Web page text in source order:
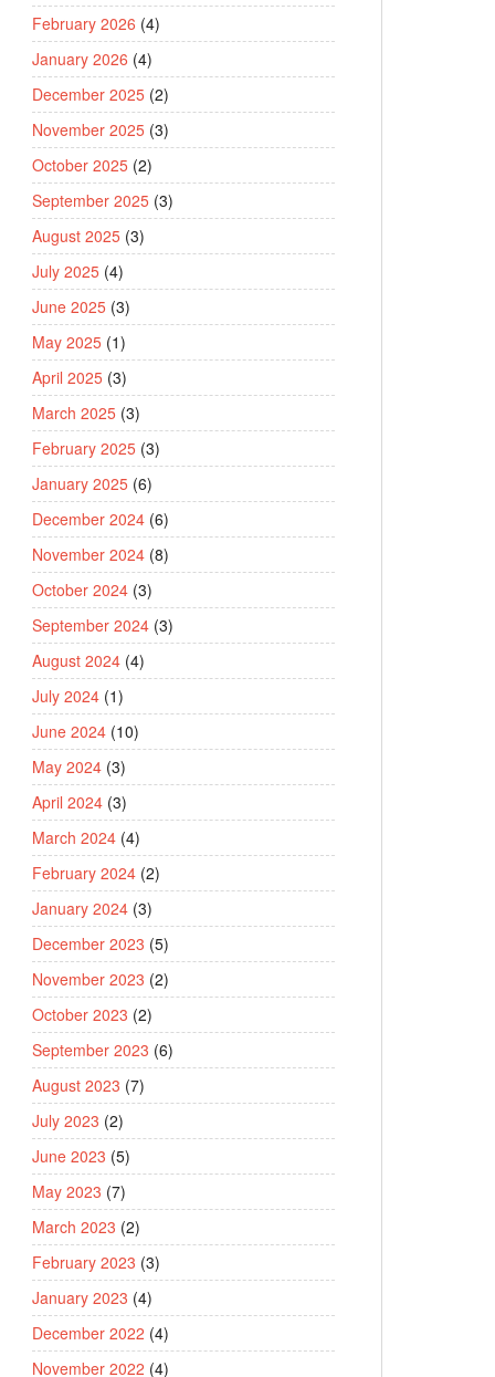
February 2026 (4)
January 2026 (4)
December 2025 (2)
November 2025 (3)
October 2025 (2)
September 2025 (3)
August 2025 (3)
July 2025 (4)
June 2025 (3)
May 2025 (1)
April 2025 (3)
March 2025 (3)
February 2025 (3)
January 2025 (6)
December 2024 (6)
November 2024 (8)
October 2024 (3)
September 2024 (3)
August 2024 (4)
July 2024 (1)
June 2024 (10)
May 2024 (3)
April 2024 (3)
March 2024 (4)
February 2024 (2)
January 2024 (3)
December 2023 (5)
November 2023 (2)
October 2023 (2)
September 2023 (6)
August 2023 (7)
July 2023 (2)
June 2023 (5)
May 2023 (7)
March 2023 (2)
February 2023 (3)
January 2023 (4)
December 2022 (4)
November 2022 (4)